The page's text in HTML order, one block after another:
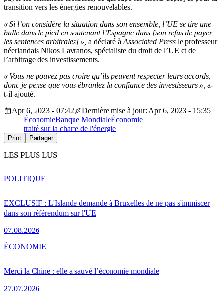
transition vers les énergies renouvelables.
« Si l’on considère la situation dans son ensemble, l’UE se tire une
balle dans le pied en soutenant l’Espagne dans [son refus de payer
les sentences arbitrales] », a déclaré à Associated Press le professeur
néerlandais Nikos Lavranos, spécialiste du droit de l’UE et de
l’arbitrage des investissements.
« Vous ne pouvez pas croire qu’ils peuvent respecter leurs accords,
donc je pense que vous ébranlez la confiance des investisseurs », a-
t-il ajouté.
Apr 6, 2023 - 07:42
Dernière mise à jour: Apr 6, 2023 - 15:35
ÉconomieBanque MondialeÉconomie
traité sur la charte de l'énergie
Print Partager
LES PLUS LUS
EXCLUSIF : L'Islande demande à Bruxelles de ne pas s'immiscer
dans son référendum sur l'UE
07.08.2026
POLITIQUE
Merci la Chine : elle a sauvé l’économie mondiale
27.07.2026
ÉCONOMIE